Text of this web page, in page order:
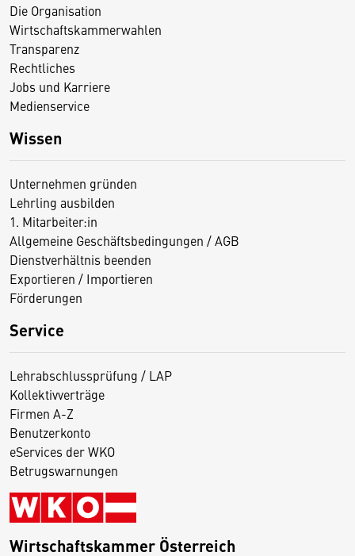
Die Organisation
Wirtschaftskammerwahlen
Transparenz
Rechtliches
Jobs und Karriere
Medienservice
Wissen
Unternehmen gründen
Lehrling ausbilden
1. Mitarbeiter:in
Allgemeine Geschäftsbedingungen / AGB
Dienstverhältnis beenden
Exportieren / Importieren
Förderungen
Service
Lehrabschlussprüfung / LAP
Kollektivverträge
Firmen A-Z
Benutzerkonto
eServices der WKO
Betrugswarnungen
Wirtschaftskammer Österreich